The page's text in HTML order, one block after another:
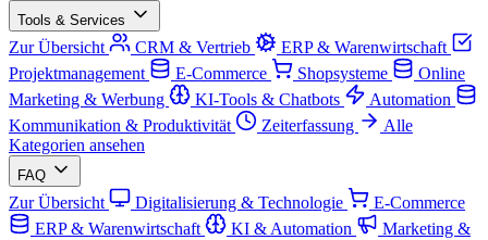
Tools & Services
Zur Übersicht CRM & Vertrieb
ERP & Warenwirtschaft
Projektmanagement
E-Commerce Shopsysteme
Online
Marketing & Werbung
KI-Tools & Chatbots
Automation
Kommunikation & Produktivität
Zeiterfassung
Alle
Kategorien ansehen
FAQ
Zur Übersicht Digitalisierung & Technologie
E-Commerce
ERP & Warenwirtschaft
KI & Automation
Marketing &